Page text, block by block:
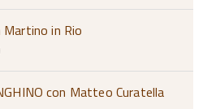
in Rio
con Matteo Curatella